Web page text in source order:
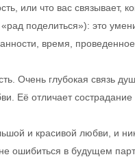
или что вас связывает,
поделиться»): это
время,
Очень глубокая связь
Её отличает
и красивой любви, и
ошибиться в будущем